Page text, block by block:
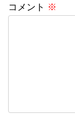
コメント ※